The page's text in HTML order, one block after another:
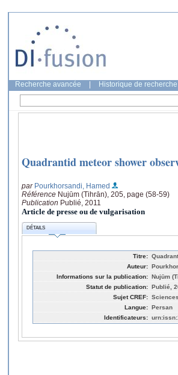
Recherche avancée Historique de recherche
Quadrantid meteor shower
par Pourkhorsandi, Hamed
Référence Nujūm (Tihrān), 205, page (58-59)
Publication Publié, 2011
Article de presse ou de vulgarisation
DÉTAILS
Titre:
Auteur:
Informations sur la publication: Nujūm
Statut de publication: Publié,
Sujet CREF:
Langue: Persan
Identificateurs: